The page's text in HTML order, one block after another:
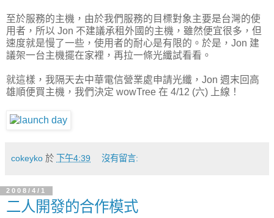
至於服務的主機，由於我們服務的目標對象主要是台灣的使
用者，所以 Jon 不建議承租外國的主機，雖然便宜很多，但
速度就是慢了一些，使用者的耐心是有限的。於是，Jon 建
議架一台主機擺在家裡，再拉一條光纖試看看。
就這樣，我隔天去中華電信營業處申請光纖，Jon 週末回高
雄順便買主機，我們決定 wowTree 在 4/12 (六) 上線！
cokeyko 於 下午4:39 沒有留言:
2008/4/1
二人開發的合作模式